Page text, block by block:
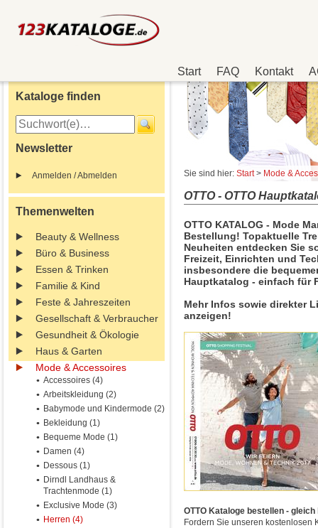
Start FAQ Kontakt
Kataloge finden
Newsletter
Anmelden / Abmelden
Themenwelten
Beauty & Wellness
Büro & Business
Essen & Trinken
Familie & Kind
Feste & Jahreszeiten
Gesellschaft & Verbraucher
Gesundheit & Ökologie
Haus & Garten
Mode & Accessoires
Accessoires (4)
Arbeitskleidung (2)
Babymode und Kindermode (2)
Bekleidung (1)
Bequeme Mode (1)
Damen (4)
Dessous (1)
Dirndl Landhaus &
Trachtenmode (1)
Exclusive Mode (3)
Herren (4)
Sie sind hier: Start> Mode &
OTTO - OTTO
OTTO KATALOG - Mode
Bestellung! Topaktuelle
Neuheiten entdecken Sie
Freizeit, Einrichten und
insbesondere die
Hauptkatalog - einfach für
Mehr Infos sowie direkter
anzeigen!
OTTO Kataloge bestellen - gleich
Fordern Sie unseren kostenlosen